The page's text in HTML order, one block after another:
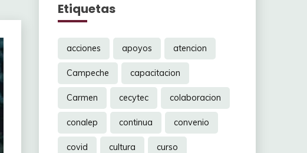
Etiquetas
acciones apoyos atencion
Campeche capacitacion
Carmen cecytec colaboracion
conalep continua convenio
covid cultura curso